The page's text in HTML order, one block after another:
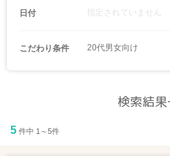
日付 指定されていません
こだわり条件 20代男女向け
検索結
5 件中 1～5件